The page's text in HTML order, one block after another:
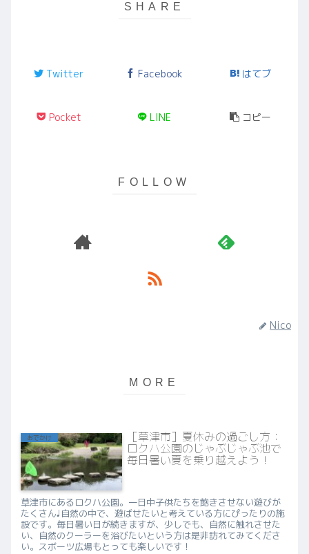
Twitter Facebook はてブ
Pocket LINE コピー
Nico
おでかけ ［草津市］夏休みの過ごし方：
ロクハ公園のじゃぶじゃぶ池で
毎日暑い夏を乗り越えよう！
草津市にあるロクハ公園。一日中子供たちを飽きさせない遊びが
たくさん♩自然の中で、遊ばせたいと考えている方にぴったりの施
設です。毎日暑い日が続きますが、少しでも、自然に触れさせた
い、自然のクーラーを浴びたいという方は是非訪れてみてくださ
い。スボーツ広場もとっても楽しいです！